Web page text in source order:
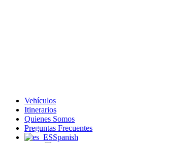
Vehículos
Itinerarios
Quienes Somos
Preguntas Frecuentes
Spanish